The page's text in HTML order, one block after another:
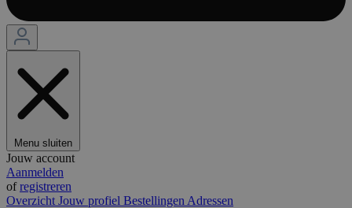
Menu sluiten
Jouw account
Aanmelden
ofregistreren
Overzicht Jouw profiel Bestellingen Adressen